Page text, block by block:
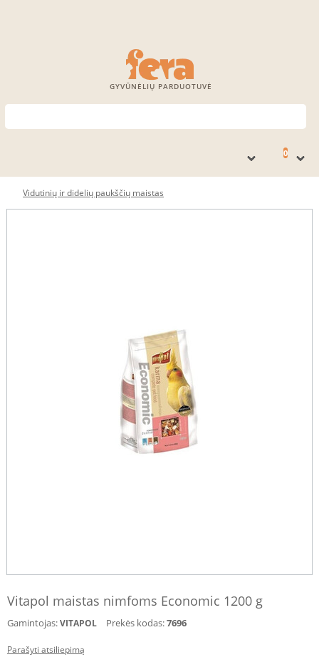
GYVŪNĖLIŲ PARDUOTUVĖ
0
Vidutinių ir didelių paukščių maistas
Vitapol maistas nimfoms Economic 1200 g
Gamintojas:VITAPOL Prekės kodas:7696
Parašyti atsiliepimą